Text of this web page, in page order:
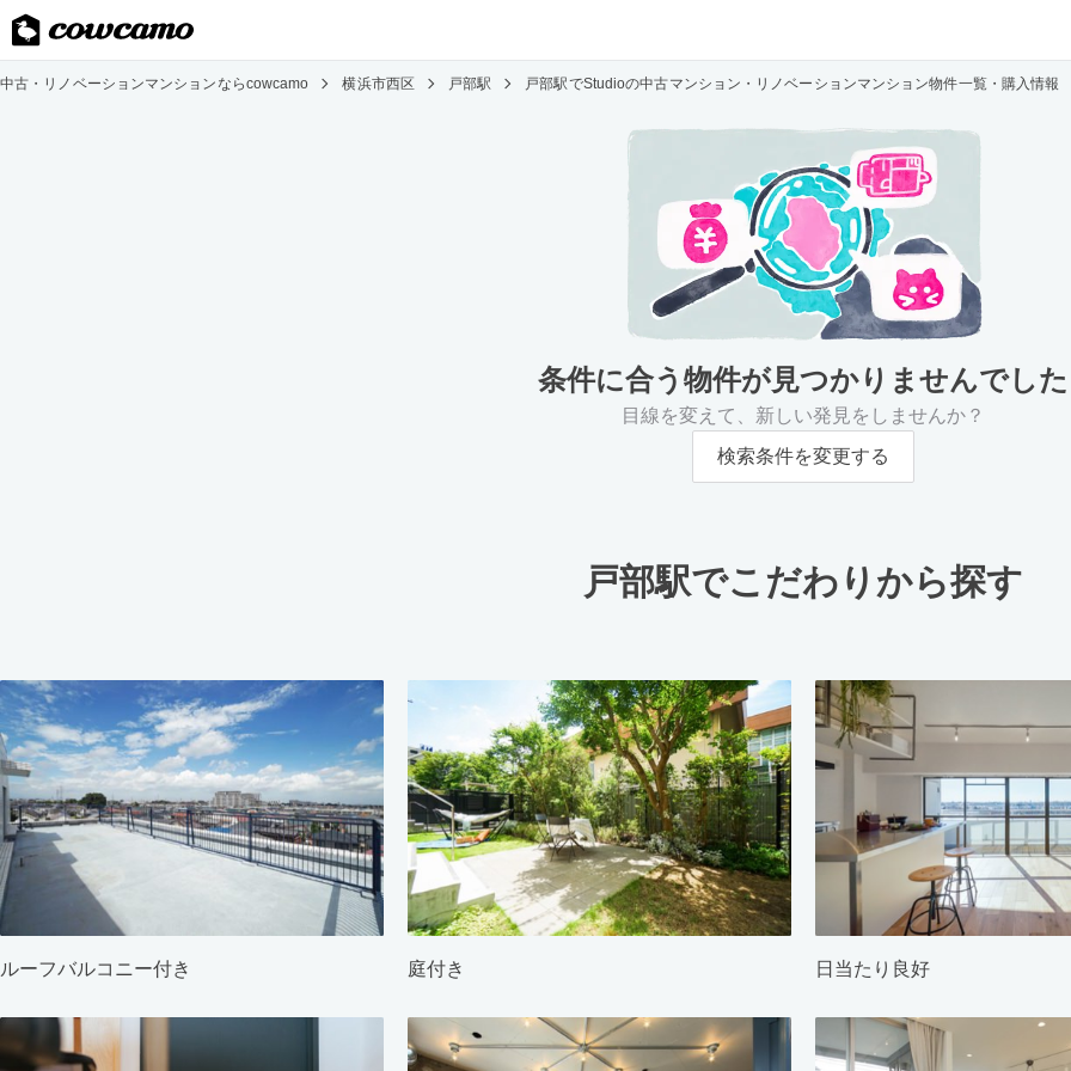
中古・リノベーションマンションならcowcamo 横浜市西区 戸部駅 戸部駅でStudioの中古マンション・リノベーションマンション物件一覧・購入情報
条件に合う物件が見つかりませんでした
目線を変えて、新しい発見をしませんか？
検索条件を変更する
戸部駅でこだわりから探す
ルーフバルコニー付き 庭付き 日当たり良好